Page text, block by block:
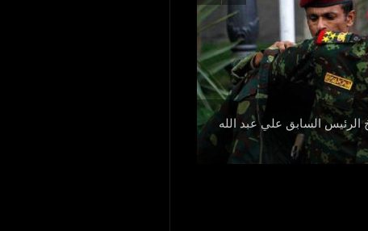
الرئيس السابق علي عبد الله